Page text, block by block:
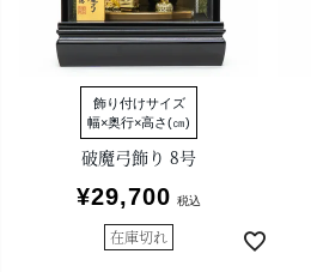
飾り付けサイズ
幅×奥行×高さ(㎝)
破魔弓飾り 8号
¥29,700 税込
在庫切れ